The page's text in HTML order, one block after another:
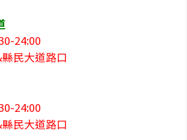
24:00
民大道路口
24:00
民大道路口